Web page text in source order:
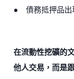
● 債務抵押品出
在流動性挖礦的
他人交易，而是